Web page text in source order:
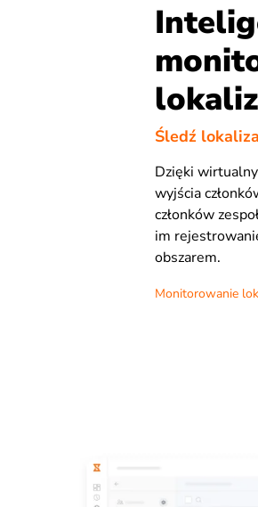
Śledź
Dzięki
wyjścia
członków
im
obszarem.
Monitorowanie